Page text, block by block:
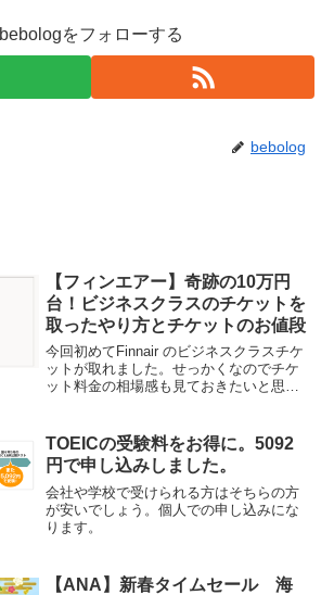
bebologをフォローする
bebolog
【フィンエアー】奇跡の10万円
台！ビジネスクラスのチケットを
取ったやり方とチケットのお値段
今回初めてFinnair のビジネスクラスチケ
ットが取れました。せっかくなのでチケ
ット料金の相場感も見ておきたいと思い
旅程 1週間程度直近での安い日東京〜ヘ
ルシンキ エ...
TOEICの受験料をお得に。5092
円で申し込みしました。
会社や学校で受けられる方はそちらの方
が安いでしょう。個人での申し込みにな
ります。
【ANA】新春タイムセール 海